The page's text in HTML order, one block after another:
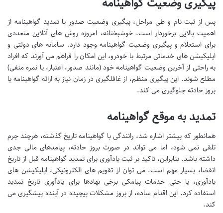
پس از ثبت نام و طی مراحل، پیگیری وضعیت صدور یا تمدید گواهینامه از
اهمیت بالایی برخوردار است. خوشبختانه، امروزه روش های آنلاین متعددی
برای استعلام و پیگیری وضعیت گواهینامه وجود دارد. سامانه های دولتی و
اپلیکیشن های خدماتی مرتبط با خودرو، این امکان را فراهم می آورند که افراد
به راحتی از آخرین وضعیت گواهینامه خود (مانند صدور، اعتبار، یا نمره منفی)
مطلع شوند. این پیگیری منظم، از غافلگیری در زمان نیاز به ارائه گواهینامه یا
بروز حادثه جلوگیری می کند.
تمدید به موقع گواهینامه
همانطور که پیشتر اشاره شد، رانندگی با گواهینامه تاریخ گذشته، هرچند جرم
تلقی نمی شود، اما می تواند در صورت بروز حادثه، پیامدهای مالی جدی
داشته باشد. بنابراین، تاکید بر ثبت یادآوری برای تمدید گواهینامه قبل از تاریخ
انقضا، بسیار مهم است. می توان از تقویم های الکترونیکی، اپلیکیشن های
یادآوری، یا حتی خدمات پیامکی برخی نهادها برای یادآوری تاریخ تمدید
استفاده کرد. این اقدام ساده، از بروز مشکلات پیچیده در آینده پیشگیری می
کند.